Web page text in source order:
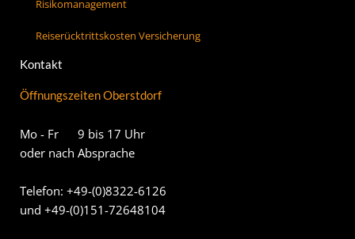
Risikomanagement
Reiserücktrittskosten Versicherung
Kontakt
Öffnungszeiten Oberstdorf
Mo - Fr 9 bis 17 Uhr
oder nach Absprache
Telefon: +49-(0)8322-6126
und +49-(0)151-72648104